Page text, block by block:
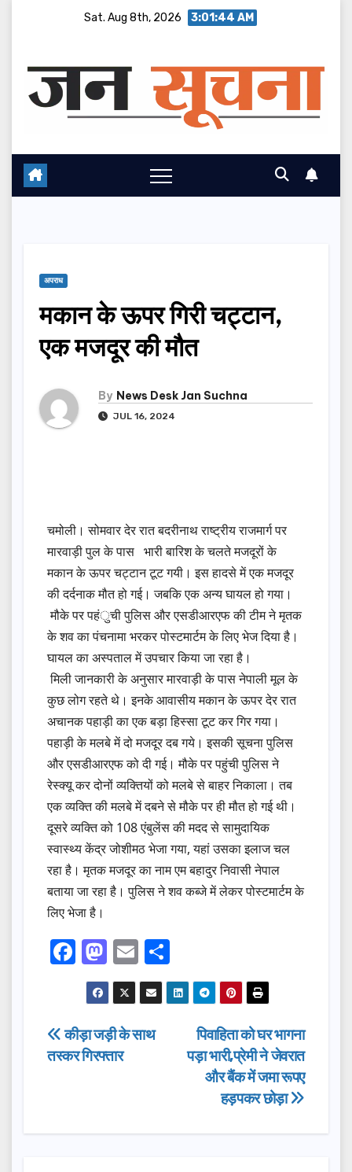
Sat. Aug 8th, 2026 3:01:44 AM
अपराध
मकान के ऊपर गिरी चट्टान,
एक मजदूर की मौत
By News Desk Jan Suchna
JUL 16, 2024
चमोली। सोमवार देर रात बदरीनाथ राष्ट्रीय राजमार्ग पर
मारवाड़ी पुल के पास भारी बारिश के चलते मजदूरों के
मकान के ऊपर चट्टान टूट गयी। इस हादसे में एक मजदूर
की दर्दनाक मौत हो गई। जबकि एक अन्य घायल हो गया।
मौके पर पहंुची पुलिस और एसडीआरएफ की टीम ने मृतक
के शव का पंचनामा भरकर पोस्टमार्टम के लिए भेज दिया है।
घायल का अस्पताल में उपचार किया जा रहा है।
मिली जानकारी के अनुसार मारवाड़ी के पास नेपाली मूल के
कुछ लोग रहते थे। इनके आवासीय मकान के ऊपर देर रात
अचानक पहाड़ी का एक बड़ा हिस्सा टूट कर गिर गया।
पहाड़ी के मलबे में दो मजदूर दब गये। इसकी सूचना पुलिस
और एसडीआरएफ को दी गई। मौके पर पहुंची पुलिस ने
रेस्क्यू कर दोनों व्यक्तियों को मलबे से बाहर निकाला। तब
एक व्यक्ति की मलबे में दबने से मौके पर ही मौत हो गई थी।
दूसरे व्यक्ति को 108 एंबुलेंस की मदद से सामुदायिक
स्वास्थ्य केंद्र जोशीमठ भेजा गया, यहां उसका इलाज चल
रहा है। मृतक मजदूर का नाम एम बहादुर निवासी नेपाल
बताया जा रहा है। पुलिस ने शव कब्जे में लेकर पोस्टमार्टम के
लिए भेजा है।
F
a
c
e
b
k
M
a
st
o
d
E
m
ail
h
ar
Post
navigation
पिवाहिता को घर भागना
पड़ा भारी,प्रेमी ने जेवरात
और बैंक में जमा रूपए
हड़पकर छोड़ा
कीड़ा जड़ी के साथ
तस्कर गिरफ्तार